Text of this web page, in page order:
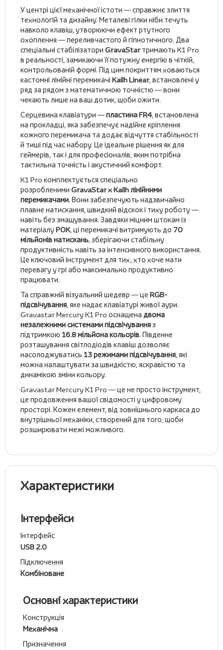
У центрі цієї механічної істоти — справжнє злиття
технологій та дизайну. Металеві гілки ніби течуть
навколо клавіш, утворюючи ефект ртутного
охоплення — переливчастого й гіпнотичного. Два
спеціальні стабілізатори GravaStarтримають K1 Pro
в реальності, замикаючи її потужну енергію в чіткій,
контрольованій формі. Під цим покриттям ховаються
кастомні лінійні перемикачі Kailh Linear, встановлені у
ряд за рядом з математичною точністю — вони
чекають лише на ваш дотик, щоби ожити.
Серцевина клавіатури —пластина FR4, встановлена
на прокладці, яка забезпечує надійне кріплення
кожного перемикача та додає відчуття стабільності
й тиші під час набору. Це ідеальне рішення як для
геймерів, так і для професіоналів, яким потрібна
тактильна точність і акустичний комфорт.
K1 Pro комплектується спеціально
розробленими GravaStar x Kailh лінійними
перемикачами. Вони забезпечують надзвичайно
плавне натискання, швидкий відскок і тиху роботу —
навіть без змащування. Завдяки міцним штокам із
матеріалуPOK, ці перемикачі витримують до 70
мільйонів натискань, зберігаючи стабільну
продуктивність навіть за інтенсивного використання.
Це ключовий інструмент для тих, хто хоче мати
перевагу у грі або максимально продуктивно
працювати.
Та справжній візуальний шедевр — це RGB-
підсвічування, яке надає клавіатурі живої аури.
Gravastar Mercury K1 Pro оснащенадвома
незалежними системами підсвічуванняз
підтримкою 16.8 мільйона кольорів. Південне
розташування світлодіодів клавіш дозволяє
насолоджуватись 13 режимами підсвічування, які
можна налаштувати за швидкістю, яскравістю та
динамікою зміни кольору.
Gravastar Mercury K1 Pro — це не просто інструмент,
це продовження вашої свідомості у цифровому
просторі. Кожен елемент, від зовнішнього каркаса до
внутрішньої механіки, створений для того, щоби
розширювати межі можливого.
Характеристики
Інтерфейси
Інтерфейс
USB 2.0
Підключення
Комбіноване
Основні характеристики
Конструкція
Механічна
Призначення